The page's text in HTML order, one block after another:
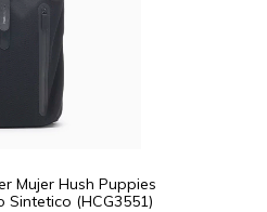
Mujer Hush Puppies
Sintetico (HCG3551)